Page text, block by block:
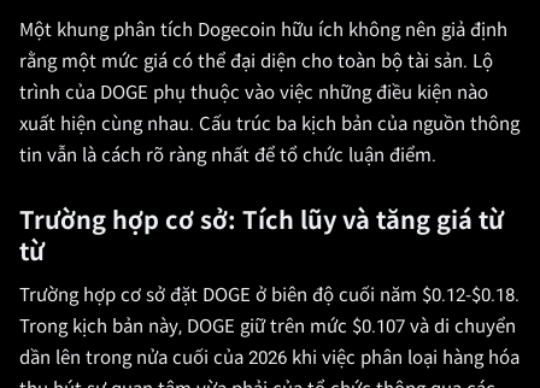
Một khung phân tích Dogecoin hữu ích không nên giả định
rằng một mức giá có thể đại diện cho toàn bộ tài sản. Lộ
trình của DOGE phụ thuộc vào việc những điều kiện nào
xuất hiện cùng nhau. Cấu trúc ba kịch bản của nguồn thông
tin vẫn là cách rõ ràng nhất để tổ chức luận điểm.
Trường hợp cơ sở: Tích lũy và tăng giá từ
từ
Trường hợp cơ sở đặt DOGE ở biên độ cuối năm $0.12-$0.18.
Trong kịch bản này, DOGE giữ trên mức $0.107 và di chuyển
dần lên trong nửa cuối của 2026 khi việc phân loại hàng hóa